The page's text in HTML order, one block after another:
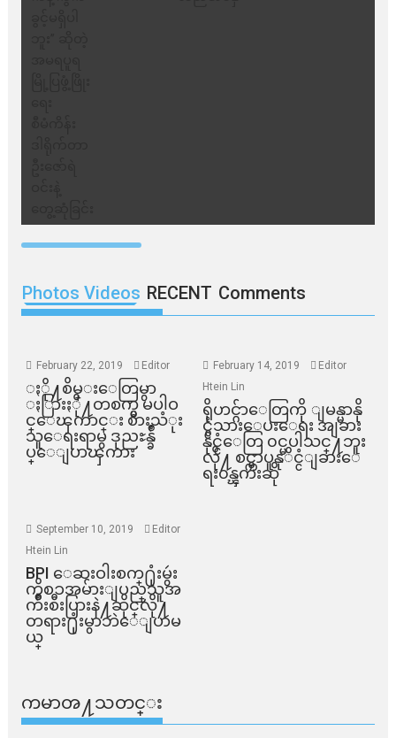
Photos Videos RECENT Comments
February 22, 2019 Editor
ႏို႔စိမ္းေတြမွာ
ႏြားႏို႔တစက္မွ မပါဝ
င္ေၾကာင္း စားသံုး
သူေရးရာမွ ဒုညႊန္ခ်ဳ
ပ္ေျပာၾကား
February 14, 2019
Editor
Htein Lin
ရိုဟင္ဂ်ာေတြကို ျမန္မာနို
င္ငံသားေပးေရး အျခား
နိုင္ငံေတြ ၀င္မပါသင္႔ဘူး
လို႔ စင္ကာပူနုိင္ငံျခားေ
ရး၀န္ၾကီးဆို
September 10, 2019
Editor
Htein Lin
BPI ​ေဆးဝါးစက္​႐ုံးမွဴး
ကိစၥအမ်ားျပည္​သူအ
က်ိဳးစီးပြားနဲ႔ဆိုင္​လို႔
တရား႐ုံးမွာဘဲေျပာမ
ယ္​
ကမာၻ႔သတင္း